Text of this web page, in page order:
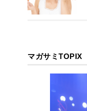
マガサミTOPIX